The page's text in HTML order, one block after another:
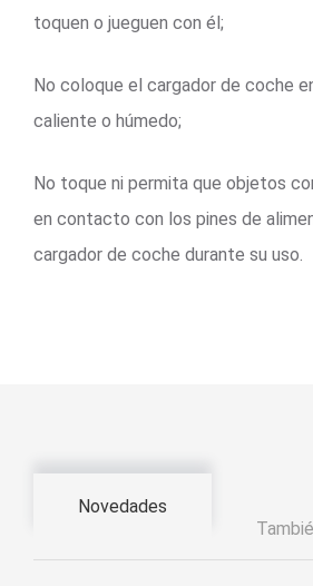
toquen o jueguen con él;
No coloque el cargador de coche
caliente o húmedo;
No toque ni permita que objetos
en contacto con los pines de
cargador de coche durante su uso.
Novedades